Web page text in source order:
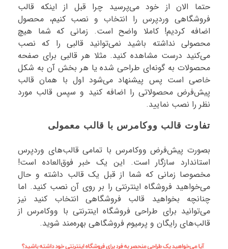
حتما الان از خود می‌پرسید چرا قبل از اینکه قالب
فروشگاهی وردپرس را انتخاب و نصب کنیم، محصول
اضافه کردیم! کاملا واضح است. زمانی که شما هیچ
محصولی نداشته باشید نمی‌توانید قالبی را که نصب
می‌کنید درست مشاهده کنید. مثلا هر قالبی برای صفحه
محصولات به گونه‌ای طراحی شده یا هر بخش آن به شکل
خاصی است پس پیشنهاد می‌شود اول با همان قالب
پیش‌فرض محصولاتی را اضافه کنید و سپس قالب مورد
نظر را نصب نمایید.
تفاوت قالب ووکامرس با قالب معمولی
بصورت پیش‌فرض ووکامرس با تمامی قالب‌های وردپرس
استاندارد سازگار است. این یک خبر فوق‌العاده است!
مخصوصا زمانی که شما از قبل یک قالب داشته‌ و حال
می‌خواهید فروشگاه اینترنتی را بر روی آن نصب کنید. اما
چنانچه بخواهید قالب فروشگاهی انتخاب کنید نیز
می‌توانید برای طراحی فروشگاه اینترنتی با ووکامرس از
قالب‌های رایگان و پرمیوم فروشگاهی بهره‌مند شوید.